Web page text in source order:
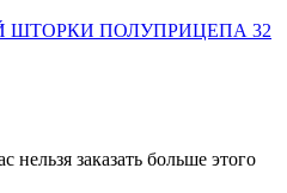
ШТОРКИ ПОЛУПРИЦЕПА 32
нельзя заказать больше этого